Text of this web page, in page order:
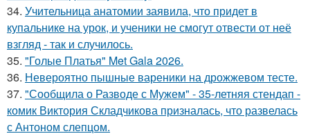
34. Учительница анатомии заявила, что придет в
купальнике на урок, и ученики не смогут отвести от неё
взгляд - так и случилось.
35. "Голые Платья" Met Gala 2026.
36. Невероятно пышные вареники на дрожжевом тесте.
37. "Сообщила о Разводе с Мужем" - 35-летняя стендап -
комик Виктория Складчикова призналась, что развелась
с Антоном слепцом.